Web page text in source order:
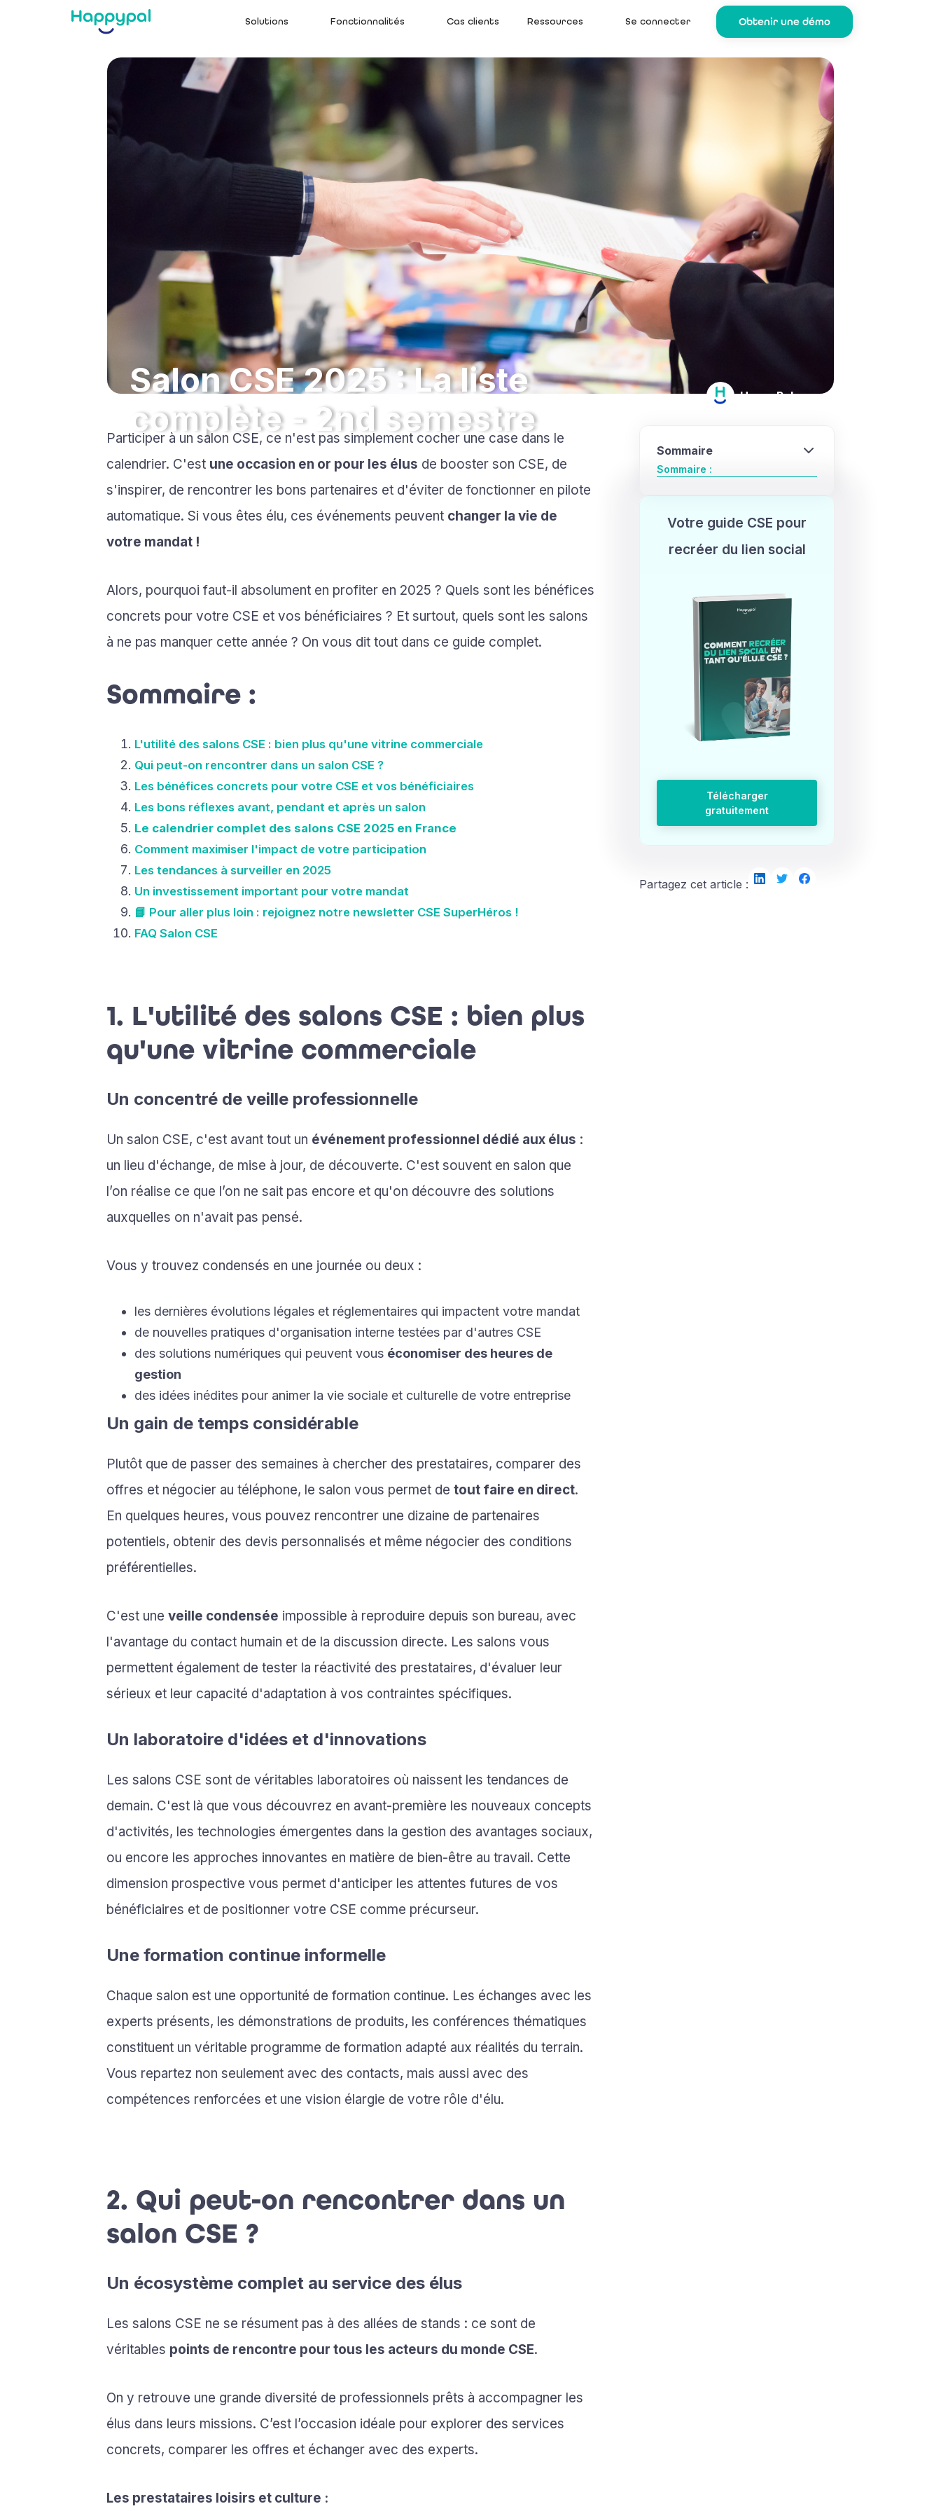
Solutions Fonctionnalités Cas clients Ressources Se connecter Obtenir une démo
Salon CSE 2025 : La liste
complète - 2nd semestre
HappyPal
Participer à un salon CSE, ce n'est pas simplement cocher une case dans le
calendrier. C'est une occasion en or pour les élus de booster son CSE, de
s'inspirer, de rencontrer les bons partenaires et d'éviter de fonctionner en pilote
automatique. Si vous êtes élu, ces événements peuvent changer la vie de
votre mandat !
Alors, pourquoi faut-il absolument en profiter en 2025 ? Quels sont les bénéfices
concrets pour votre CSE et vos bénéficiaires ? Et surtout, quels sont les salons
à ne pas manquer cette année ? On vous dit tout dans ce guide complet.
Sommaire :
L'utilité des salons CSE : bien plus qu'une vitrine commerciale
Qui peut-on rencontrer dans un salon CSE ?
Les bénéfices concrets pour votre CSE et vos bénéficiaires
Les bons réflexes avant, pendant et après un salon
Le calendrier complet des salons CSE 2025 en France
Comment maximiser l'impact de votre participation
Les tendances à surveiller en 2025
Un investissement important pour votre mandat
📘 Pour aller plus loin : rejoignez notre newsletter CSE SuperHéros !
FAQ Salon CSE
1. L'utilité des salons CSE : bien plus
qu'une vitrine commerciale
Un concentré de veille professionnelle
Un salon CSE, c'est avant tout un événement professionnel dédié aux élus :
un lieu d'échange, de mise à jour, de découverte. C'est souvent en salon que
l’on réalise ce que l’on ne sait pas encore et qu'on découvre des solutions
auxquelles on n'avait pas pensé.
Vous y trouvez condensés en une journée ou deux :
les dernières évolutions légales et réglementaires qui impactent votre mandat
de nouvelles pratiques d'organisation interne testées par d'autres CSE
des solutions numériques qui peuvent vous économiser des heures de
gestion
des idées inédites pour animer la vie sociale et culturelle de votre entreprise
Un gain de temps considérable
Plutôt que de passer des semaines à chercher des prestataires, comparer des
offres et négocier au téléphone, le salon vous permet de tout faire en direct.
En quelques heures, vous pouvez rencontrer une dizaine de partenaires
potentiels, obtenir des devis personnalisés et même négocier des conditions
préférentielles.
C'est une veille condensée impossible à reproduire depuis son bureau, avec
l'avantage du contact humain et de la discussion directe. Les salons vous
permettent également de tester la réactivité des prestataires, d'évaluer leur
sérieux et leur capacité d'adaptation à vos contraintes spécifiques.
Un laboratoire d'idées et d'innovations
Les salons CSE sont de véritables laboratoires où naissent les tendances de
demain. C'est là que vous découvrez en avant-première les nouveaux concepts
d'activités, les technologies émergentes dans la gestion des avantages sociaux,
ou encore les approches innovantes en matière de bien-être au travail. Cette
dimension prospective vous permet d'anticiper les attentes futures de vos
bénéficiaires et de positionner votre CSE comme précurseur.
Une formation continue informelle
Chaque salon est une opportunité de formation continue. Les échanges avec les
experts présents, les démonstrations de produits, les conférences thématiques
constituent un véritable programme de formation adapté aux réalités du terrain.
Vous repartez non seulement avec des contacts, mais aussi avec des
compétences renforcées et une vision élargie de votre rôle d'élu.
2. Qui peut-on rencontrer dans un
salon CSE ?
Un écosystème complet au service des élus
Les salons CSE ne se résument pas à des allées de stands : ce sont de
véritables points de rencontre pour tous les acteurs du monde CSE.
On y retrouve une grande diversité de professionnels prêts à accompagner les
élus dans leurs missions. C’est l’occasion idéale pour explorer des services
concrets, comparer les offres et échanger avec des experts.
Les prestataires loisirs et culture :
Sommaire
Sommaire :
Votre guide CSE pour
recréer du lien social
Télécharger
gratuitement
Partagez cet article :